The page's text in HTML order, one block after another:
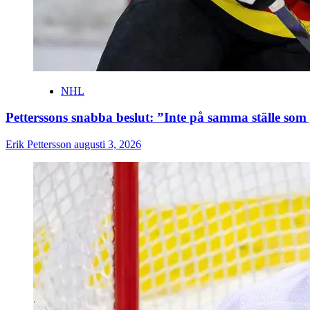
NHL
Petterssons snabba beslut: ”Inte på samma ställe
Erik Pettersson augusti 3, 2026